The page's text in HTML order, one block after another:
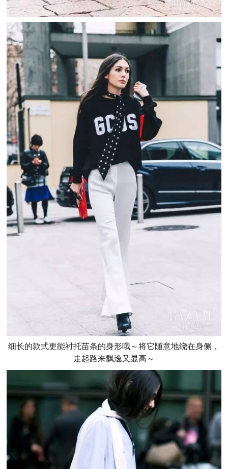
细长的款式更能衬托苗条的身形哦～将它随意地绕在身侧，
走起路来飘逸又显高～